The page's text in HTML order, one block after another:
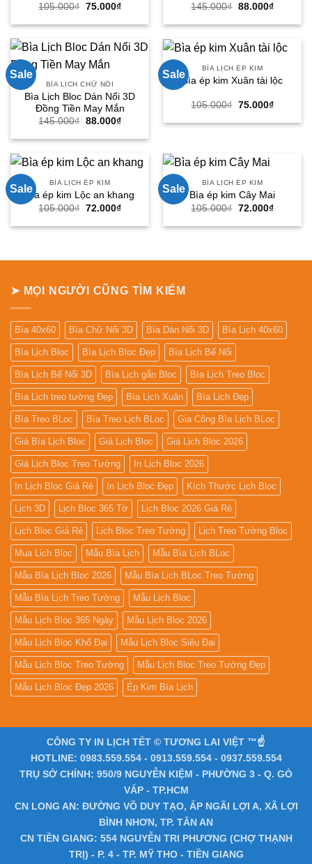
105.000₫ Giá
là:
75.000₫Giá
tại
75.000₫.
145.000₫ Giá
là:
88.000₫Giá
tại
88.000₫.
Sale
BÌA LỊCH CHỮ NỔI
Bìa Lịch Bloc Dán Nổi 3D
Đồng Tiền May Mắn
145.000₫ Giá
là:
88.000₫Giá
tại
88.000₫.
Sale
BÌA LỊCH ÉP KIM
Bìa ép kim Xuân tài lộc
105.000₫ Giá
là:
75.000₫Giá
tại
Sale
BÌA LỊCH ÉP KIM
Bìa ép kim Lộc an khang
105.000₫ Giá
là:
72.000₫Giá
tại
Sale
BÌA LỊCH ÉP KIM
Bìa ép kim Cây Mai
105.000₫ Giá
là:
72.000₫Giá
tại
➤ MỌI NGƯỜI CŨNG TÌM KIẾM
Bìa 40x60 Bìa Chữ Nổi 3D Bìa Dán Nổi 3D Bìa Lịch 40x60
Bìa Lịch Bloc Bìa Lịch Bloc Đẹp Bìa Lịch Bế Nổi
Bìa Lịch Bế Nổi 3D Bìa Lịch gắn Bloc Bìa Lịch Treo Bloc
Bìa Lịch treo tường Đẹp Bìa Lịch Xuân Bìa Lịch Đẹp
Bìa Treo BLoc Bìa Treo Lịch BLoc Gia Công Bìa Lịch BLoc
Giá Bìa Lịch Bloc Giá Lịch Bloc Giá Lịch Bloc 2026
Giá Lịch Bloc Treo Tường In Lịch Bloc 2026
In Lịch Bloc Giá Rẻ In Lịch Bloc Đẹp Kích Thước Lịch Bloc
Lịch 3D Lịch Bloc 365 Tờ Lịch Bloc 2026 Giá Rẻ
Lịch Bloc Giá Rẻ Lịch Bloc Treo Tường Lịch Treo Tường Bloc
Mua Lich Bloc Mẫu Bìa Lịch Mẫu Bìa Lịch BLoc
Mẫu Bìa Lịch Bloc 2026 Mẫu Bìa Lịch BLoc Treo Tường
Mẫu Bìa Lịch Treo Tường Mẫu Lịch Bloc
Mẫu Lịch Bloc 365 Ngày Mẫu Lịch Bloc 2026
Mẫu Lịch Bloc Khổ Đại Mẫu Lịch Bloc Siêu Đại
Mẫu Lịch Bloc Treo Tường Mẫu Lịch Bloc Treo Tường Đẹp
Mẫu Lịch Bloc Đẹp 2026 Ép Kim Bìa Lịch
CÔNG TY IN LỊCH TẾT © TƯƠNG LAI VIỆT ™☝️
HOTLINE: 0983.559.554 - 0913.559.554 - 0937.559.554
TRỤ SỞ CHÍNH: 950/9 NGUYỄN KIỆM - PHƯỜNG 3 - Q. GÒ
VẤP - TP.HCM
CN LONG AN: ĐƯỜNG VÕ DUY TẠO, ẤP NGÃI LỢI A, XÃ LỢI
BÌNH NHƠN, TP. TÂN AN
CN TIỀN GIANG: 554 NGUYỄN TRI PHƯƠNG (CHỢ THẠNH
TRỊ) - P. 4 - TP. MỸ THO - TIỀN GIANG